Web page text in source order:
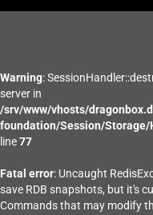
Warning:
server in
/srv/www/vhosts/
foundation/Session/
line77
Fatal error: Uncaught
save RDB snapshots, but it's
Commands that may modify